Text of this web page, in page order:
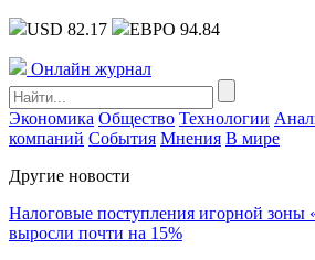
USD 82.17 ЕВРО 94.84
Онлайн журнал
Экономика Общество Технологии
компаний События Мнения В мире
Другие новости
Налоговые поступления игорной зоны
выросли почти на 15%